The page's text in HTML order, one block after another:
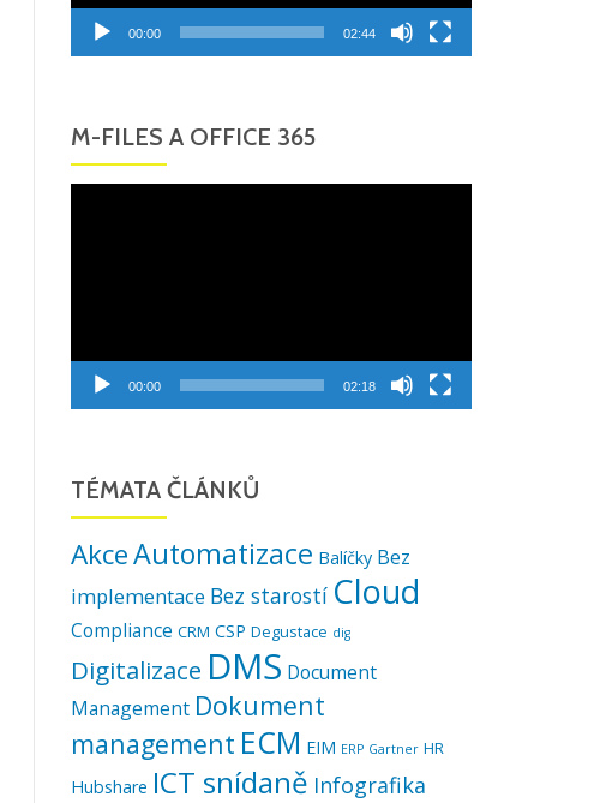
00:00 02:44
M-FILES A OFFICE 365
00:00 02:18
TÉMATA ČLÁNKŮ
AkceAutomatizace Balíčky Bez
implementace Bez starostí Cloud
Compliance CRM CSP Degustace dig
Digitalizace DMS Document
Management Dokument
management ECM EIM ERP Gartner HR
Hubshare ICT snídaně Infografika